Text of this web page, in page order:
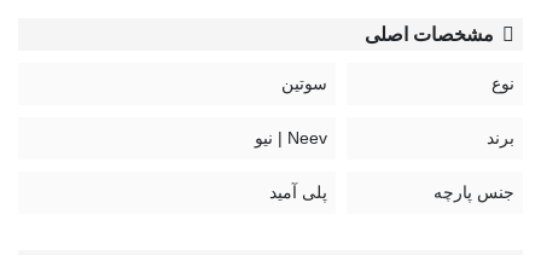
معادل انگلیسی نام رنگ‌ها:
White: سفید
paprica: نارنجی
مشخصات اصلی
نوع سوتین
برند Neev | نیو
جنس پارچه پلی آمید